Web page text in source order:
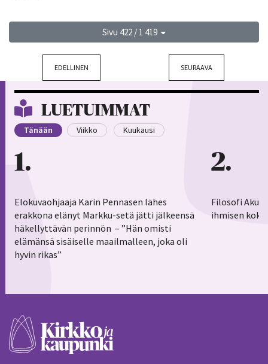
Sivu 422 / 1 419
EDELLINEN SEURAAVA
LUETUIMMAT
Tänään Viikko Kuukausi
1
Elokuvaohjaaja Karin Pennasen lähes
erakkona elänyt Markku-setä jätti jälkeensä
häkellyttävän perinnön – ”Hän omisti
elämänsä sisäiselle maailmalleen, joka oli
hyvin rikas”
2
Filosofi Aku
ihmisen